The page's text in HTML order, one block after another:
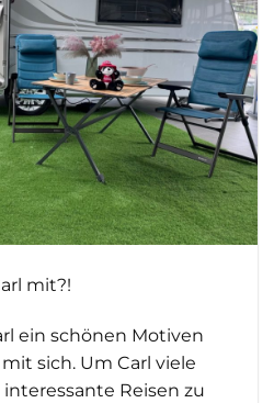
mit?!
ein schönen Motiven
sich. Um Carl viele
Reisen zu